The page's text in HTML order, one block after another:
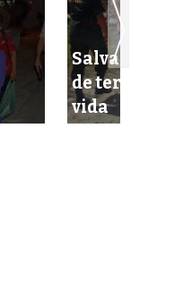
Salvan a
de terminar
vida